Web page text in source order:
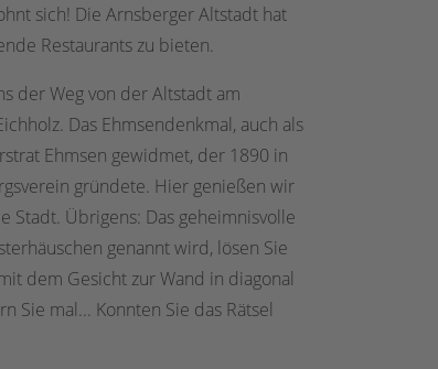
sich! Die Arnsberger Altstadt hat
Restaurants zu bieten.
der Weg von der Altstadt am
Das Ehmsendenkmal, auch als
Ehmsen gewidmet, der 1890 in
gründete. Hier genießen wir
Übrigens: Das geheimnisvolle
genannt wird, lösen Sie
dem Gesicht zur Wand in diagonal
Sie mal... Konnten Sie das Rätsel